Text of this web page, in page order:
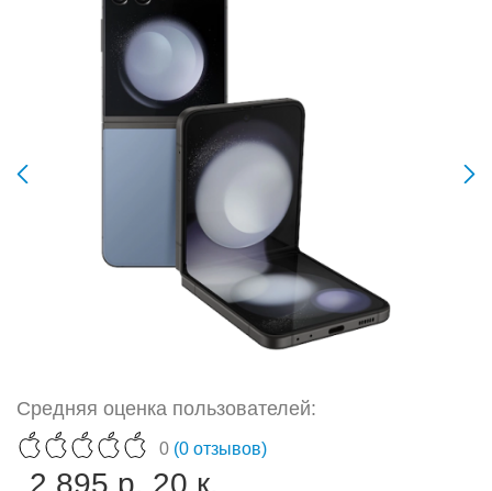
Средняя оценка пользователей:
0 (0 отзывов)
2 895 р. 20 к.